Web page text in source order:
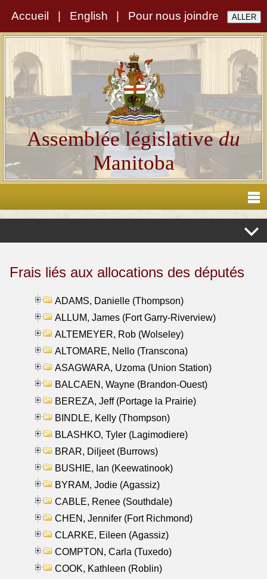
Accueil English Pour nous joindre
Assemblée législativedu
Manitoba
Frais liés aux allocations des députés
ADAMS, Danielle (Thompson)
ALLUM, James (Fort Garry-Riverview)
ALTEMEYER, Rob (Wolseley)
ALTOMARE, Nello (Transcona)
ASAGWARA, Uzoma (Union Station)
BALCAEN, Wayne (Brandon-Ouest)
BEREZA, Jeff (Portage la Prairie)
BINDLE, Kelly (Thompson)
BLASHKO, Tyler (Lagimodiere)
BRAR, Diljeet (Burrows)
BUSHIE, Ian (Keewatinook)
BYRAM, Jodie (Agassiz)
CABLE, Renee (Southdale)
CHEN, Jennifer (Fort Richmond)
CLARKE, Eileen (Agassiz)
COMPTON, Carla (Tuxedo)
COOK, Kathleen (Roblin)